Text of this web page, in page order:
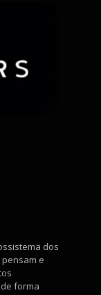
dos
e
forma